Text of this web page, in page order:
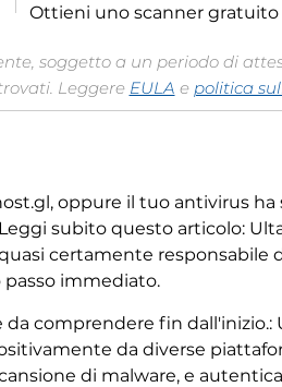
Ottieni uno scanner gratuito
soggetto a un periodo di
Leggere EULA e politica
oppure il tuo antivirus
subito questo articolo:
certamente responsabile
immediato.
comprendere fin
da diverse
di malware, e